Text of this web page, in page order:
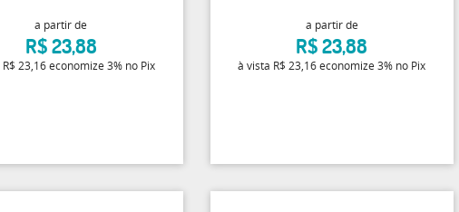
a partir de
R$ 23,88
R$ 23,16economize 3% no Pix
a partir de
R$ 23,88
à vista R$ 23,16economize3% no Pix